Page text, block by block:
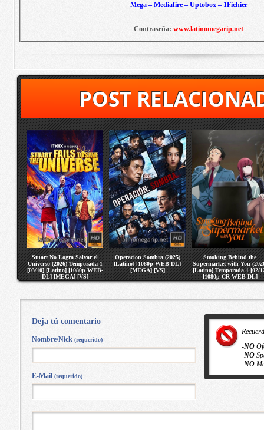
Mega – Mediafire – Uptobox – 1Fichier
Contraseña: www.latinomegarip.net
POST
Stuart No Logra Salvar el
Universo (2026) Temporada 1
[03/10] [Latino] [1080p WEB-
DL] [MEGA] [VS]
Operacion Sombra (2025)
[Latino] [1080p WEB-DL]
[MEGA] [VS]
Smoking Behind the
Supermarket with You
[Latino] Temporada 1 [02/
[1080p CR WEB-DL]
[MEGA] [VS]
-NO
-NO
-NO
Deja tú comentario
Nombre/Nick (requerido)
E-Mail (requerido)